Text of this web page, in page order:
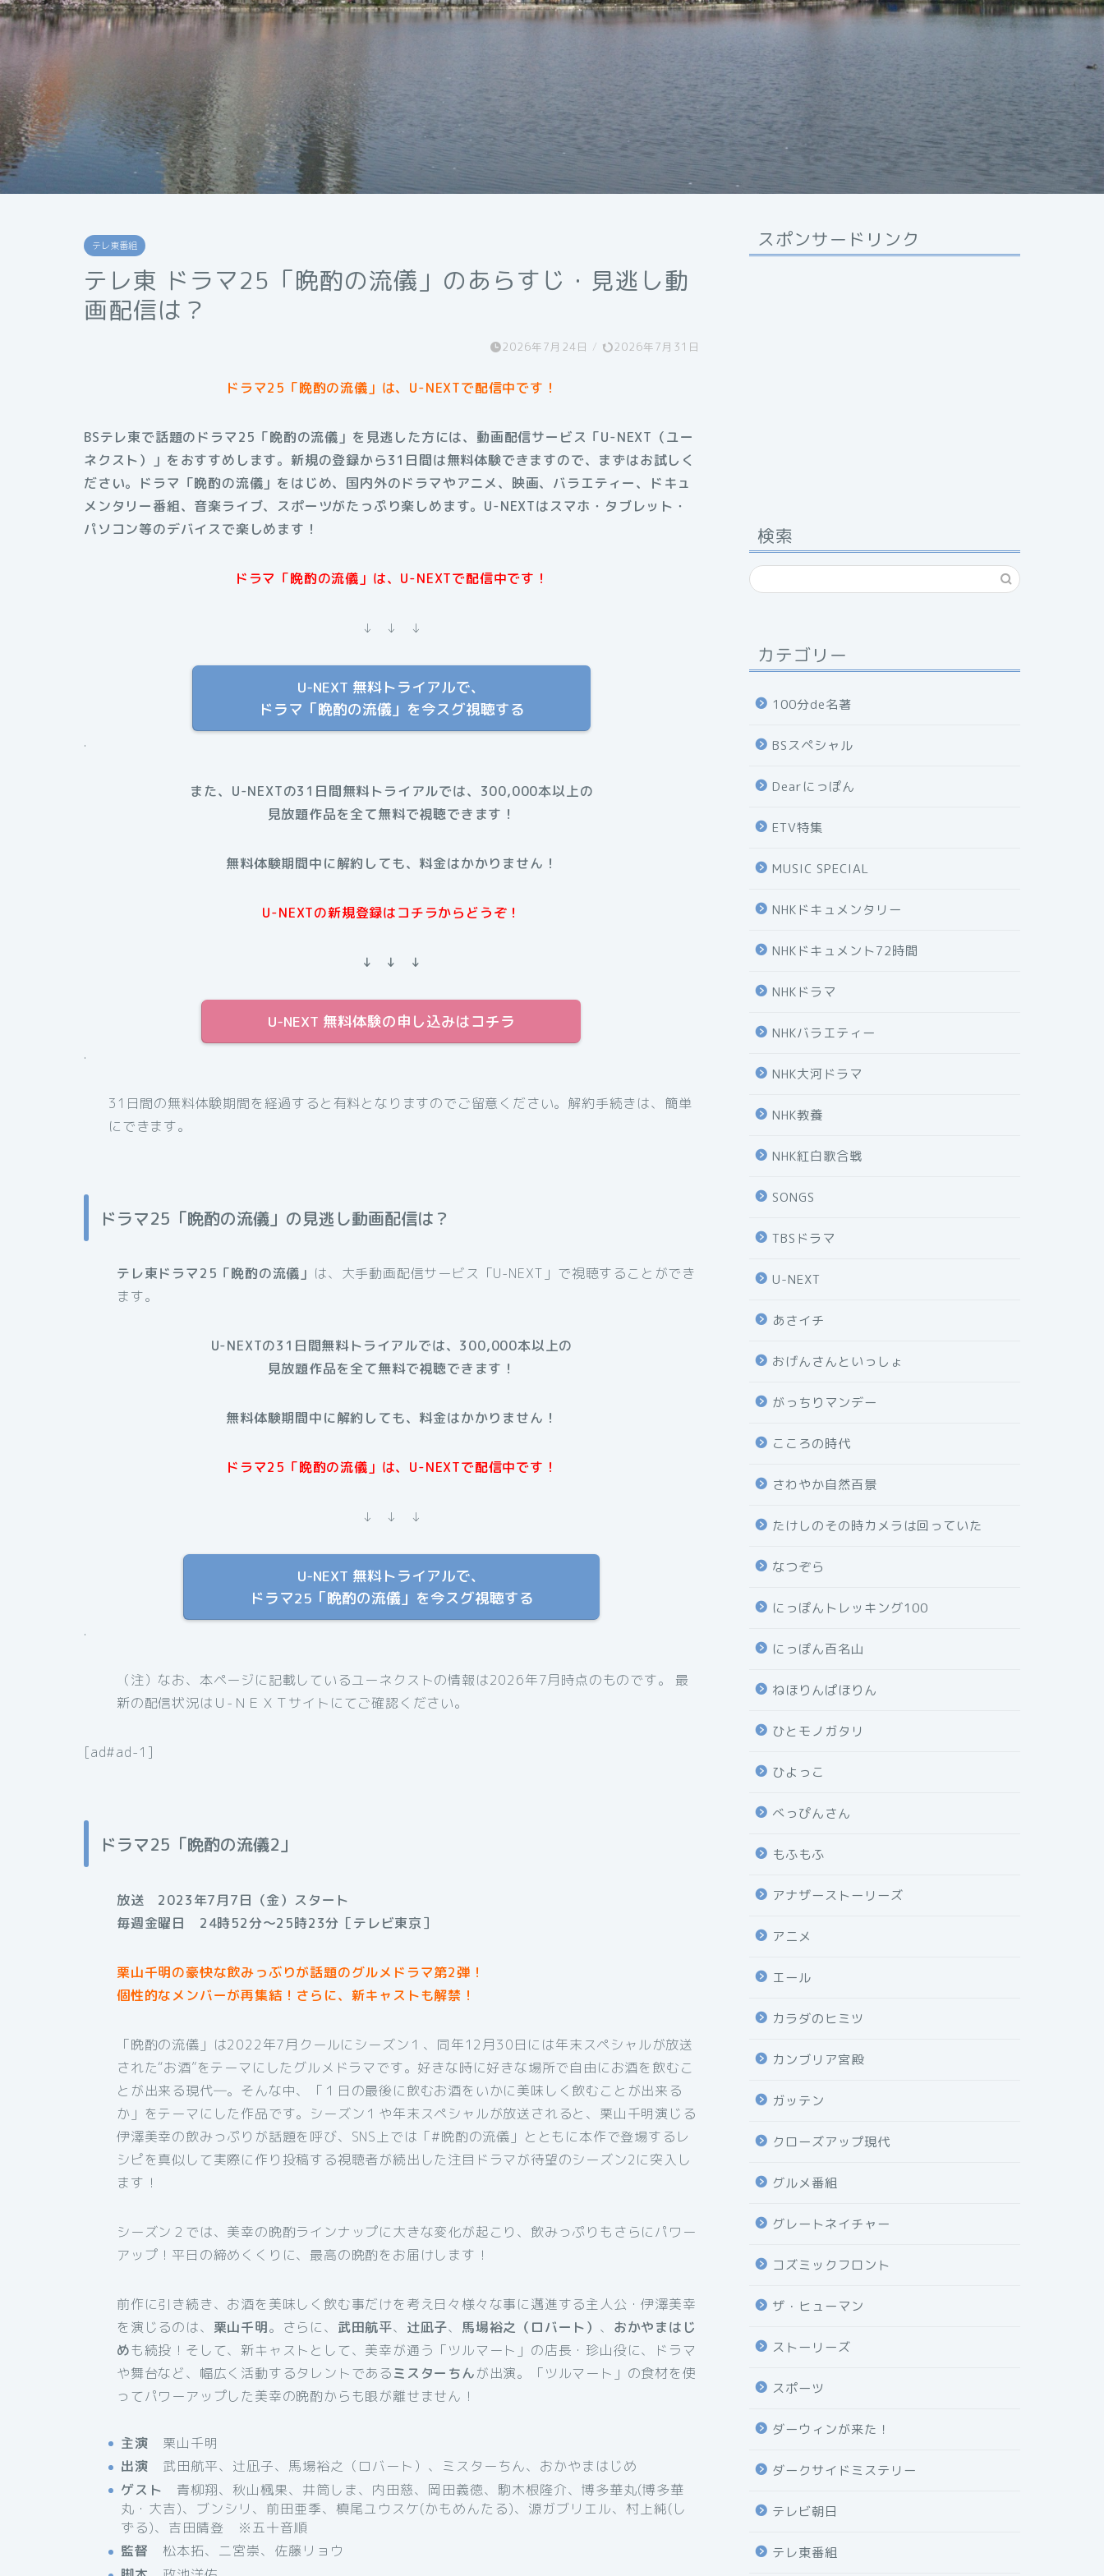
テレ東番組
テレ東 ドラマ25「晩酌の流儀」のあらすじ・見逃し動
画配信は？
2026年7月24日 / 2026年7月31日
ドラマ25「晩酌の流儀」は、U-NEXTで配信中です！
BSテレ東で話題のドラマ25「晩酌の流儀」を見逃した方には、動画配信サービス「U-NEXT（ユー
ネクスト）」をおすすめします。新規の登録から31日間は無料体験できますので、まずはお試しく
ださい。ドラマ「晩酌の流儀」をはじめ、国内外のドラマやアニメ、映画、バラエティー、ドキュ
メンタリー番組、音楽ライブ、スポーツがたっぷり楽しめます。U-NEXTはスマホ・タブレット・
パソコン等のデバイスで楽しめます！
ドラマ「晩酌の流儀」は、U-NEXTで配信中です！
↓ ↓ ↓
U-NEXT 無料トライアルで、
ドラマ「晩酌の流儀」を今スグ視聴する
.
また、U-NEXTの31日間無料トライアルでは、300,000本以上の
見放題作品を全て無料で視聴できます！
無料体験期間中に解約しても、料金はかかりません！
U-NEXTの新規登録はコチラからどうぞ！
↓ ↓ ↓
U-NEXT 無料体験の申し込みはコチラ
.
31日間の無料体験期間を経過すると有料となりますのでご留意ください。解約手続きは、簡単
にできます。
ドラマ25「晩酌の流儀」の見逃し動画配信は？
テレ東ドラマ25「晩酌の流儀」 は、大手動画配信サービス「U-NEXT」で視聴することができ
ます。
U-NEXTの31日間無料トライアルでは、300,000本以上の
見放題作品を全て無料で視聴できます！
無料体験期間中に解約しても、料金はかかりません！
ドラマ25「晩酌の流儀」は、U-NEXTで配信中です！
↓ ↓ ↓
U-NEXT 無料トライアルで、
ドラマ25「晩酌の流儀」を今スグ視聴する
.
（注）なお、本ページに記載しているユーネクストの情報は2026年7月時点のものです。 最
新の配信状況はＵ-ＮＥＸＴサイトにてご確認ください。
[ad#ad-1]
ドラマ25「晩酌の流儀2」
放送 2023年7月7日（金）スタート
毎週金曜日 24時52分〜25時23分［テレビ東京］
栗山千明の豪快な飲みっぶりが話題のグルメドラマ第2弾！
個性的なメンバーが再集結！さらに、新キャストも解禁！
「晩酌の流儀」は2022年7月クールにシーズン１、同年12月30日には年末スペシャルが放送
された“お酒”をテーマにしたグルメドラマです。好きな時に好きな場所で自由にお酒を飲むこ
とが出来る現代―。そんな中、「１日の最後に飲むお酒をいかに美味しく飲むことが出来る
か」をテーマにした作品です。シーズン１や年末スペシャルが放送されると、栗山千明演じる
伊澤美幸の飲みっぷりが話題を呼び、SNS上では「#晩酌の流儀」とともに本作で登場するレ
シピを真似して実際に作り投稿する視聴者が続出した注目ドラマが待望のシーズン2に突入し
ます！
シーズン２では、美幸の晩酌ラインナップに大きな変化が起こり、飲みっぷりもさらにパワー
アップ！平日の締めくくりに、最高の晩酌をお届けします！
前作に引き続き、お酒を美味しく飲む事だけを考え日々様々な事に邁進する主人公・伊澤美幸
を演じるのは、 栗山千明。さらに、 武田航平、 辻凪子、 馬場裕之（ロバート） 、 おかやまはじ
めも続投！そして、新キャストとして、美幸が通う「ツルマート」の店長・珍山役に、ドラマ
や舞台など、幅広く活動するタレントであるミスターちんが出演。「ツルマート」の食材を使
ってパワーアップした美幸の晩酌からも眼が離せません！
主演 栗山千明
出演 武田航平、辻凪子、馬場裕之（ロバート）、ミスターちん、おかやまはじめ
ゲスト 青柳翔、秋山楓果、井筒しま、内田慈、岡田義徳、駒木根隆介、博多華丸(博多華
丸・大吉)、ブンシリ、前田亜季、槙尾ユウスケ(かもめんたる)、源ガブリエル、村上純(し
ずる)、吉田晴登 ※五十音順
監督 松本拓、二宮崇、佐藤リョウ
スポンサードリンク
検索
カテゴリー
100分de名著
BSスペシャル
Dearにっぽん
ETV特集
MUSIC SPECIAL
NHKドキュメンタリー
NHKドキュメント72時間
NHKドラマ
NHKバラエティー
NHK大河ドラマ
NHK教養
NHK紅白歌合戦
SONGS
TBSドラマ
U-NEXT
あさイチ
おげんさんといっしょ
がっちりマンデー
こころの時代
さわやか自然百景
たけしのその時カメラは回っていた
なつぞら
にっぽんトレッキング100
にっぽん百名山
ねほりんぱほりん
ひとモノガタリ
ひよっこ
べっぴんさん
もふもふ
アナザーストーリーズ
アニメ
エール
カラダのヒミツ
カンブリア宮殿
ガッテン
クローズアップ現代
グルメ番組
グレートネイチャー
コズミックフロント
ザ・ヒューマン
ストーリーズ
スポーツ
ダーウィンが来た！
ダークサイドミステリー
テレビ朝日
テレ東番組